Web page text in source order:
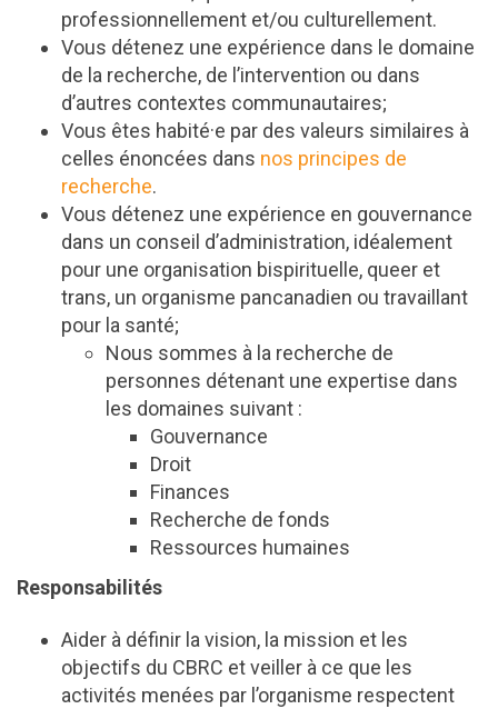
professionnellement et/ou culturellement.
Vous détenez une expérience dans le domaine
de la recherche, de l’intervention ou dans
d’autres contextes communautaires;
Vous êtes habité·e par des valeurs similaires à
celles énoncées dans nos principes de
recherche.
Vous détenez une expérience en gouvernance
dans un conseil d’administration, idéalement
pour une organisation bispirituelle, queer et
trans, un organisme pancanadien ou travaillant
pour la santé;
Nous sommes à la recherche de
personnes détenant une expertise dans
les domaines suivant :
Gouvernance
Droit
Finances
Recherche de fonds
Ressources humaines
Responsabilités
Aider à définir la vision, la mission et les
objectifs du CBRC et veiller à ce que les
activités menées par l’organisme respectent